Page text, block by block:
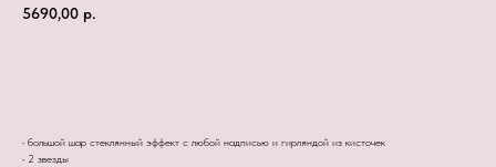
5690,00 р.
• большой шар стеклянный эффект с любой надписью и гирляндой из кисточек
• 2 звезды